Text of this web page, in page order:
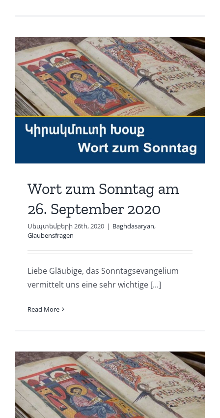
Wort zum Sonntag am
26. September 2020
Սեպտեմբերի 26th, 2020 | Baghdasaryan,
Glaubensfragen
Liebe Gläubige, das Sonntagsevangelium
vermittelt uns eine sehr wichtige [...]
Read More